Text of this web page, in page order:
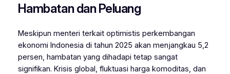
Hambatan dan Peluang
Meskipun menteri terkait optimistis perkembangan
ekonomi Indonesia di tahun 2025 akan menjangkau 5,2
persen, hambatan yang dihadapi tetap sangat
signifikan. Krisis global, fluktuasi harga komoditas, dan